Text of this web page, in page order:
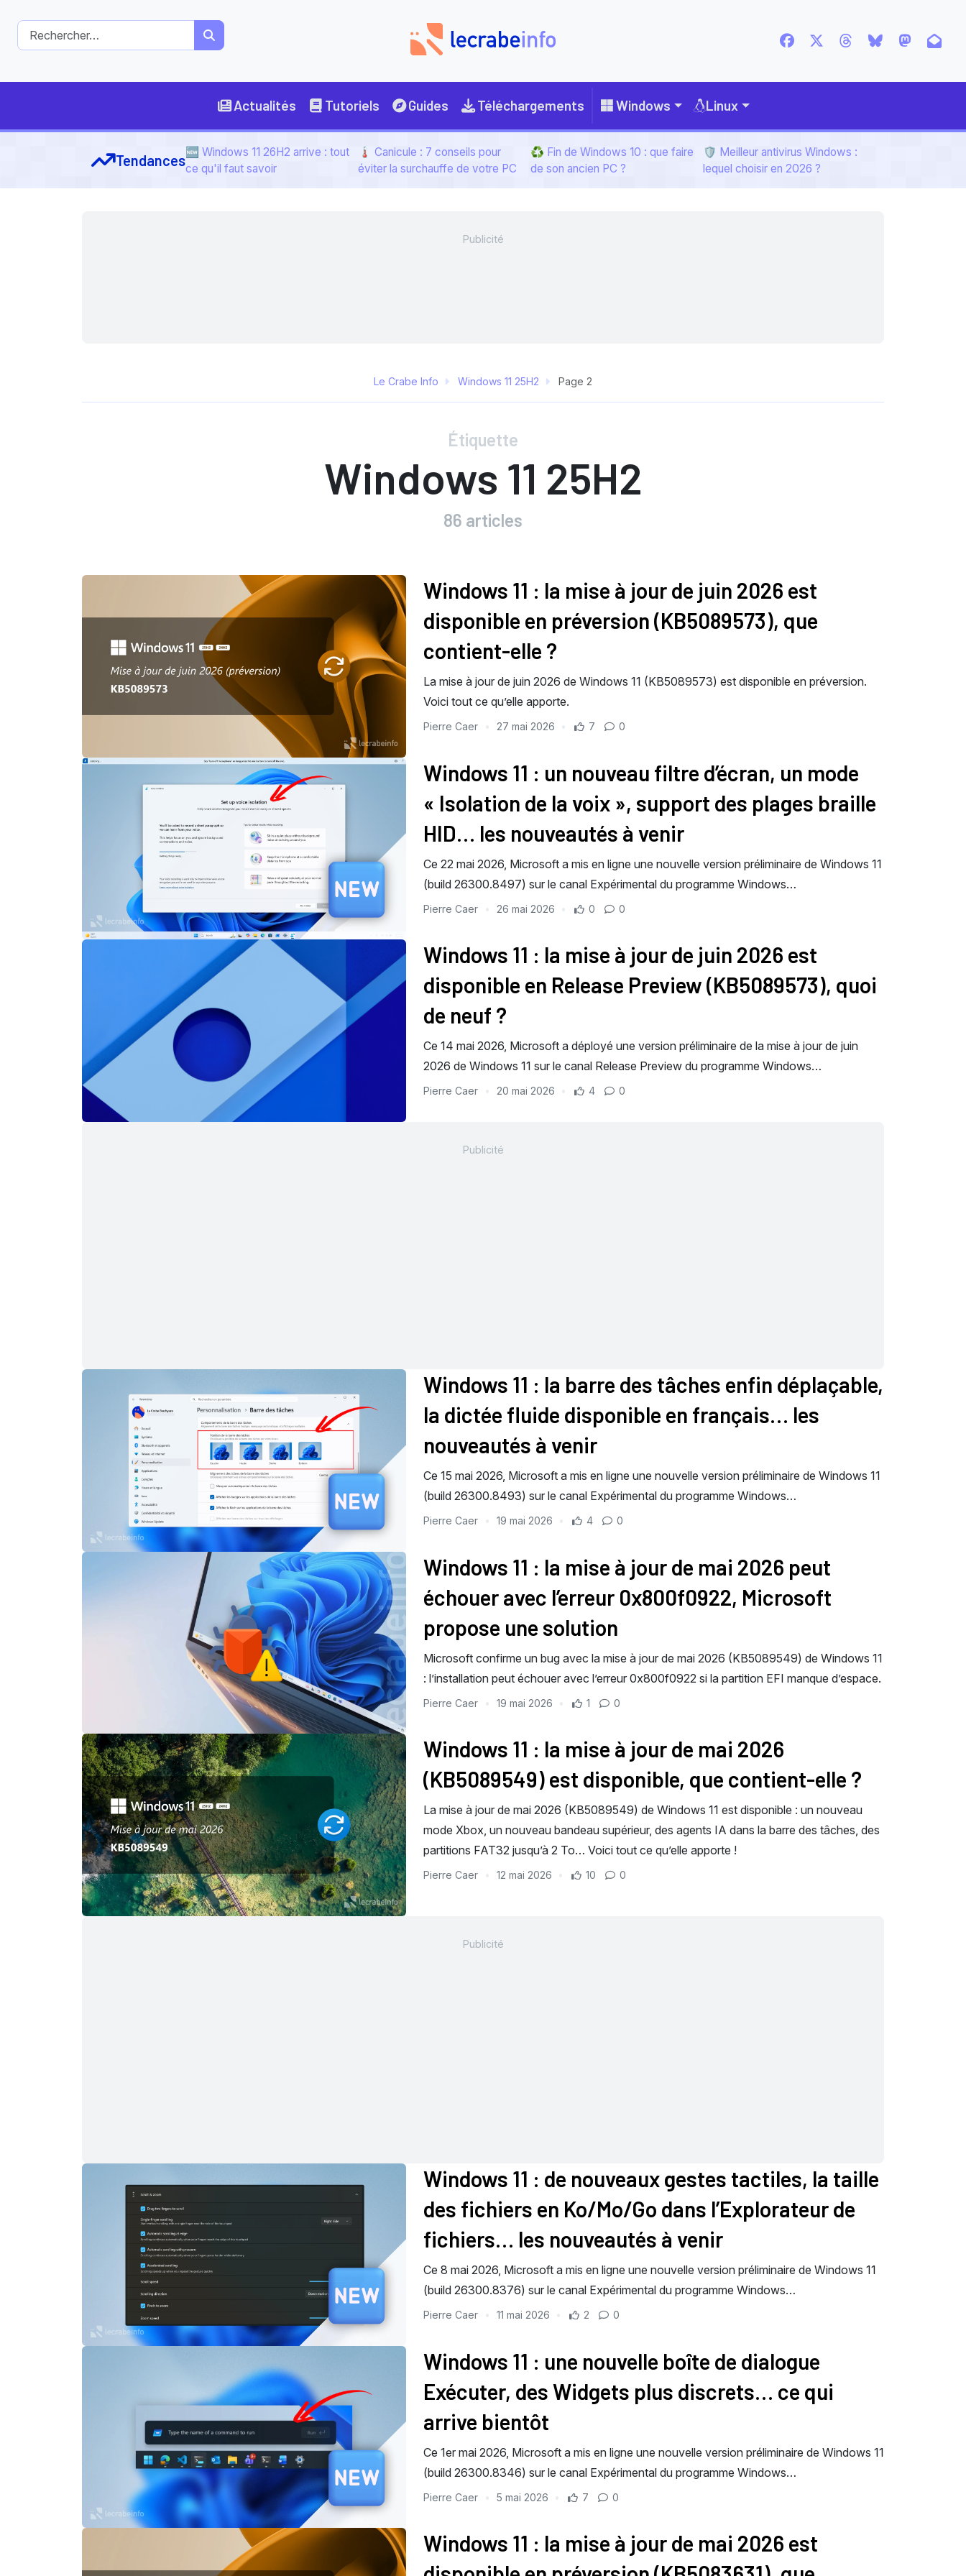
Actualités Tutoriels Guides Téléchargements Windows Linux
Tendances🆕 Windows 11 26H2 arrive : tout
ce qu'il faut savoir
🌡️ Canicule : 7 conseils pour
éviter la surchauffe de votre PC
♻️ Fin de Windows 10 : que faire
de son ancien PC ?
🛡️ Meilleur antivirus Windows :
lequel choisir en 2026 ?
Le Crabe Info Windows 11 25H2 Page 2
Étiquette
Windows 11 25H2
86 articles
Windows 11 : la mise à jour de juin 2026 est
disponible en préversion (KB5089573), que
contient-elle ?
La mise à jour de juin 2026 de Windows 11 (KB5089573) est disponible en préversion.
Voici tout ce qu’elle apporte.
Pierre Caer 27 mai 2026 7 0
Windows 11 : un nouveau filtre d’écran, un mode
« Isolation de la voix », support des plages braille
HID… les nouveautés à venir
Ce 22 mai 2026, Microsoft a mis en ligne une nouvelle version préliminaire de Windows 11
(build 26300.8497) sur le canal Expérimental du programme Windows…
Pierre Caer 26 mai 2026 0 0
Windows 11 : la mise à jour de juin 2026 est
disponible en Release Preview (KB5089573), quoi
de neuf ?
Ce 14 mai 2026, Microsoft a déployé une version préliminaire de la mise à jour de juin
2026 de Windows 11 sur le canal Release Preview du programme Windows…
Pierre Caer 20 mai 2026 4 0
Windows 11 : la barre des tâches enfin déplaçable,
la dictée fluide disponible en français… les
nouveautés à venir
Ce 15 mai 2026, Microsoft a mis en ligne une nouvelle version préliminaire de Windows 11
(build 26300.8493) sur le canal Expérimental du programme Windows…
Pierre Caer 19 mai 2026 4 0
Windows 11 : la mise à jour de mai 2026 peut
échouer avec l’erreur 0x800f0922, Microsoft
propose une solution
Microsoft confirme un bug avec la mise à jour de mai 2026 (KB5089549) de Windows 11
: l’installation peut échouer avec l’erreur 0x800f0922 si la partition EFI manque d’espace.
Pierre Caer 19 mai 2026 1 0
Windows 11 : la mise à jour de mai 2026
(KB5089549) est disponible, que contient-elle ?
La mise à jour de mai 2026 (KB5089549) de Windows 11 est disponible : un nouveau
mode Xbox, un nouveau bandeau supérieur, des agents IA dans la barre des tâches, des
partitions FAT32 jusqu’à 2 To… Voici tout ce qu’elle apporte !
Pierre Caer 12 mai 2026 10 0
Windows 11 : de nouveaux gestes tactiles, la taille
des fichiers en Ko/Mo/Go dans l’Explorateur de
fichiers… les nouveautés à venir
Ce 8 mai 2026, Microsoft a mis en ligne une nouvelle version préliminaire de Windows 11
(build 26300.8376) sur le canal Expérimental du programme Windows…
Pierre Caer 11 mai 2026 2 0
Windows 11 : une nouvelle boîte de dialogue
Exécuter, des Widgets plus discrets… ce qui
arrive bientôt
Ce 1er mai 2026, Microsoft a mis en ligne une nouvelle version préliminaire de Windows 11
(build 26300.8346) sur le canal Expérimental du programme Windows…
Pierre Caer 5 mai 2026 7 0
Windows 11 : la mise à jour de mai 2026 est